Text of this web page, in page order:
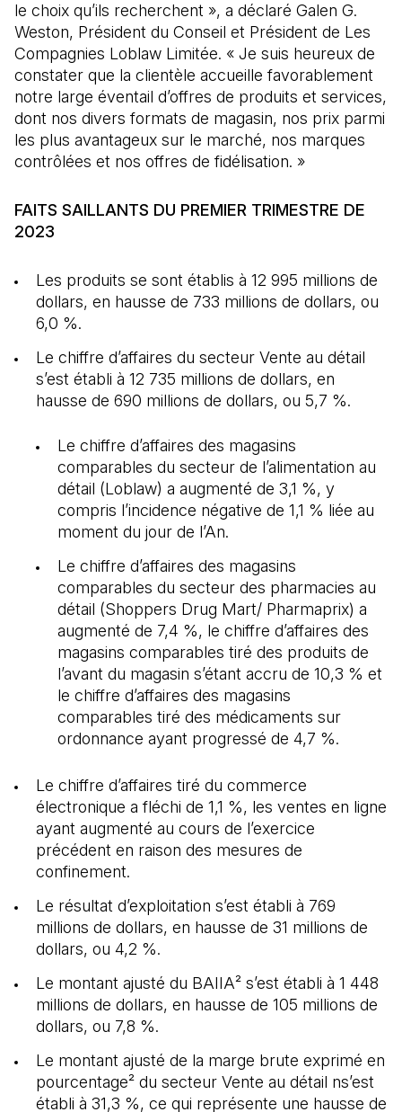
le choix qu’ils recherchent », a déclaré Galen G.
Weston, Président du Conseil et Président de Les
Compagnies Loblaw Limitée. « Je suis heureux de
constater que la clientèle accueille favorablement
notre large éventail d’offres de produits et services,
dont nos divers formats de magasin, nos prix parmi
les plus avantageux sur le marché, nos marques
contrôlées et nos offres de fidélisation. »
FAITS SAILLANTS DU PREMIER TRIMESTRE DE
2023
Les produits se sont établis à 12 995 millions de
dollars, en hausse de 733 millions de dollars, ou
6,0 %.
Le chiffre d’affaires du secteur Vente au détail
s’est établi à 12 735 millions de dollars, en
hausse de 690 millions de dollars, ou 5,7 %.
Le chiffre d’affaires des magasins
comparables du secteur de l’alimentation au
détail (Loblaw) a augmenté de 3,1 %, y
compris l’incidence négative de 1,1 % liée au
moment du jour de l’An.
Le chiffre d’affaires des magasins
comparables du secteur des pharmacies au
détail (Shoppers Drug Mart/ Pharmaprix) a
augmenté de 7,4 %, le chiffre d’affaires des
magasins comparables tiré des produits de
l’avant du magasin s’étant accru de 10,3 % et
le chiffre d’affaires des magasins
comparables tiré des médicaments sur
ordonnance ayant progressé de 4,7 %.
Le chiffre d’affaires tiré du commerce
électronique a fléchi de 1,1 %, les ventes en ligne
ayant augmenté au cours de l’exercice
précédent en raison des mesures de
confinement.
Le résultat d’exploitation s’est établi à 769
millions de dollars, en hausse de 31 millions de
dollars, ou 4,2 %.
Le montant ajusté du BAIIA² s’est établi à 1 448
millions de dollars, en hausse de 105 millions de
dollars, ou 7,8 %.
Le montant ajusté de la marge brute exprimé en
pourcentage² du secteur Vente au détail ns’est
établi à 31,3 %, ce qui représente une hausse de